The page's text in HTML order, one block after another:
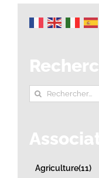
Rechercher:
Agriculture(11)